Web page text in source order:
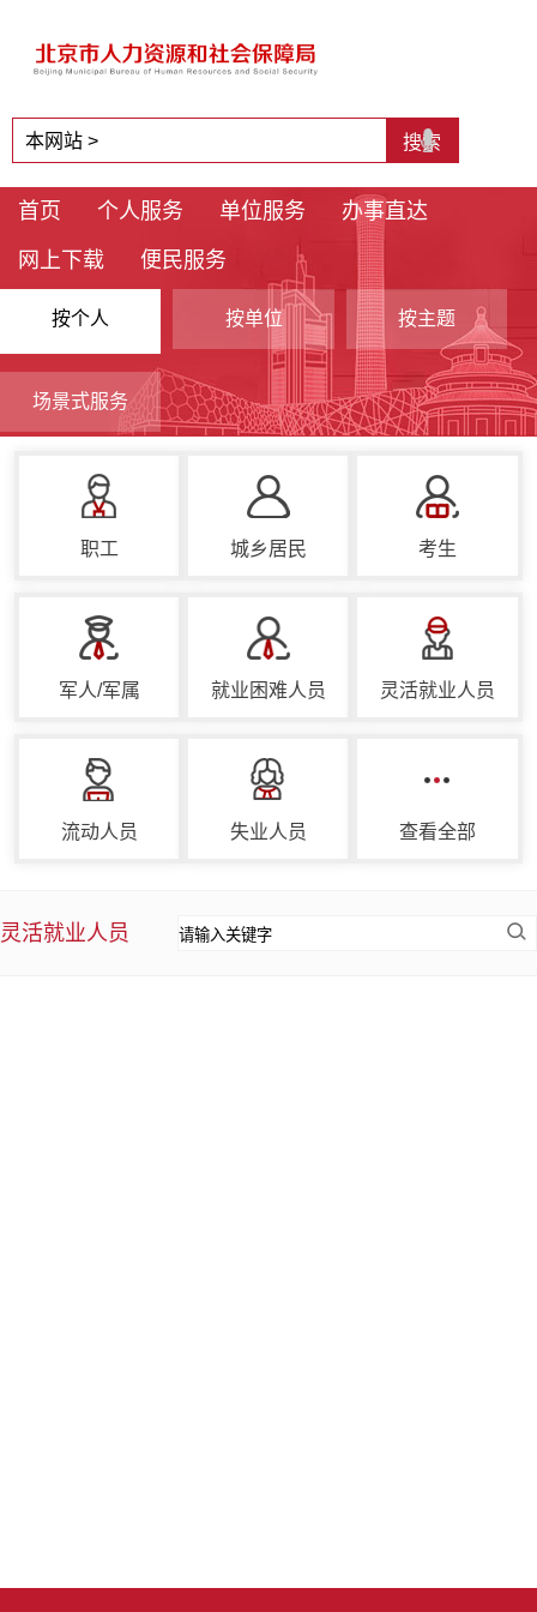
首页 个人服务 单位服务 办事直达
网上下载 便民服务
按个人 按单位 按主题
场景式服务
职工 城乡居民 考生
军人/军属 就业困难人员 灵活就业人员
流动人员 失业人员 查看全部
灵活就业人员